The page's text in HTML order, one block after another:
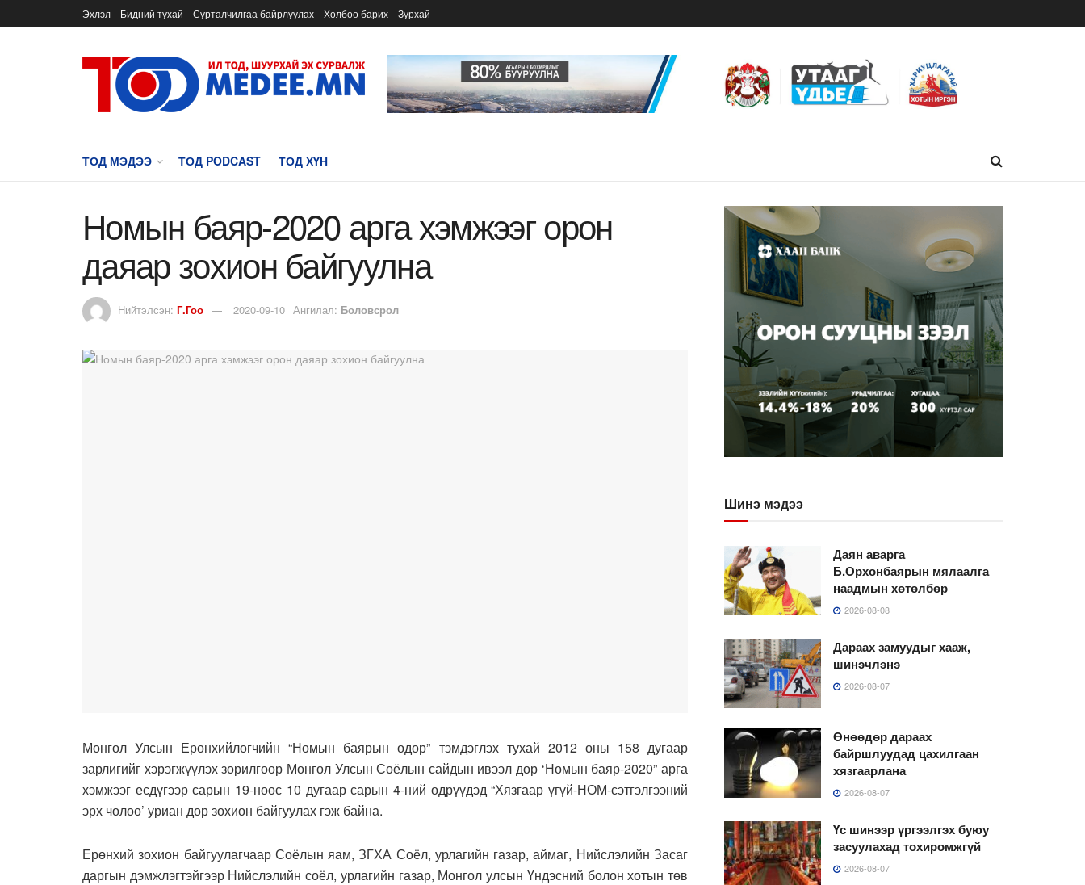
Эхлэл Бидний тухай Сурталчилгаа байрлуулах Холбоо барих Зурхай
ТОД МЭДЭЭ ТОД PODCAST ТОД ХҮН
Номын баяр-2020 арга хэмжээг орон
даяар зохион байгуулна
Нийтэлсэн: Г.Гоо 2020-09-10 Ангилал: Боловсрол
Монгол Улсын Ерөнхийлөгчийн “Номын баярын өдөр” тэмдэглэх тухай 2012 оны 158 дугаар
зарлигийг хэрэгжүүлэх зорилгоор Монгол Улсын Соёлын сайдын ивээл дор ‘Номын баяр-2020” арга
хэмжээг есдүгээр сарын 19-нөөс 10 дугаар сарын 4-ний өдрүүдэд “Хязгаар үгүй-НОМ-сэтгэлгээний
эрх чөлөө’ уриан дор зохион байгуулах гэж байна.
Ерөнхий зохион байгуулагчаар Соёлын яам, ЗГХА Соёл, урлагийн газар, аймаг, Нийслэлийн Засаг
даргын дэмжлэгтэйгээр Нийслэлийн соёл, урлагийн газар, Монгол улсын Үндэсний болон хотын төв
Шинэ мэдээ
Даян аварга
Б.Орхонбаярын мялаалга
наадмын хөтөлбөр
2026-08-08
Дараах замуудыг хааж,
шинэчлэнэ
2026-08-07
Өнөөдөр дараах
байршлуудад цахилгаан
хязгаарлана
2026-08-07
Үс шинээр үргээлгэх буюу
засуулахад тохиромжгүй
2026-08-07